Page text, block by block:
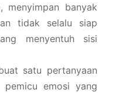
menyimpan banyak
tidak selalu siap
menyentuh sisi
satu pertanyaan
pemicu emosi yang